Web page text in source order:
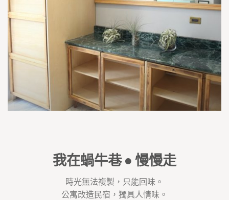
我在蝸牛巷 • 慢慢走
時光無法複製，只能回味。
公寓改造民宿，獨具人情味。